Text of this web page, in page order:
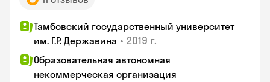
Тамбовский государственный университет
им. Г.Р. Державина • 2019 г.
Образовательная автономная
некоммерческая организация